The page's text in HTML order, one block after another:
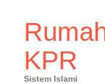
KPR
Sistem Islami